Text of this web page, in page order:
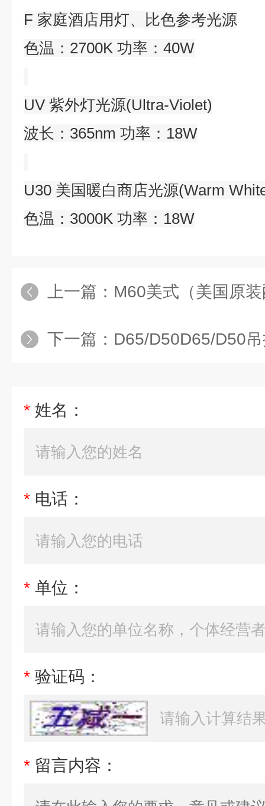
F 家庭酒店用灯、比色参考光源
色温：2700K 功率：40W
UV 紫外灯光源(Ultra-Violet)
波长：365nm 功率：18W
U30 美国暖白商店光源(Warm
色温：3000K 功率：18W
上一篇： M60美式（美国原装配
下一篇： D65/D50D65/D50
* 姓名：
* 电话：
* 单位：
* 验证码：
* 留言内容：